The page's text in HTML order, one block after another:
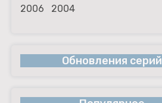
2006
2004
Обновления серий